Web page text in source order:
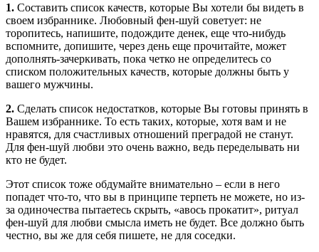
1. Составить список качеств, которые Вы хотели бы видеть в
своем избраннике. Любовный фен-шуй советует: не
торопитесь, напишите, подождите денек, еще что-нибудь
вспомните, допишите, через день еще прочитайте, может
дополнять-зачеркивать, пока четко не определитесь со
списком положительных качеств, которые должны быть у
вашего мужчины.
2. Сделать список недостатков, которые Вы готовы принять в
Вашем избраннике. То есть таких, которые, хотя вам и не
нравятся, для счастливых отношений преградой не станут.
Для фен-шуй любви это очень важно, ведь переделывать ни
кто не будет.
Этот список тоже обдумайте внимательно – если в него
попадет что-то, что вы в принципе терпеть не можете, но из-
за одиночества пытаетесь скрыть, «авось прокатит», ритуал
фен-шуй для любви смысла иметь не будет. Все должно быть
честно, вы же для себя пишете, не для соседки.